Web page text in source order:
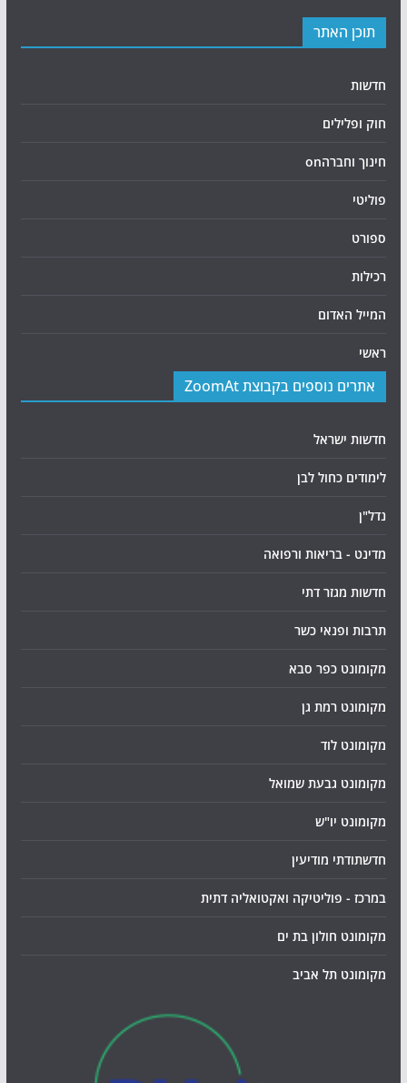
תוכן האתר
חדשות
חוק ופלילים
חינוך וחברהon
פוליטי
ספורט
רכילות
המייל האדום
ראשי
אתרים נוספים בקבוצת ZoomAt
חדשות ישראל
לימודים כחול לבן
נדל"ן
מדינט - בריאות ורפואה
חדשות מגזר דתי
תרבות ופנאי כשר
מקומונט כפר סבא
מקומונט רמת גן
מקומונט לוד
מקומונט גבעת שמואל
מקומונט יו"ש
חדשתודתי מודיעין
במרכז - פוליטיקה ואקטואליה דתית
מקומונט חולון בת ים
מקומונט תל אביב